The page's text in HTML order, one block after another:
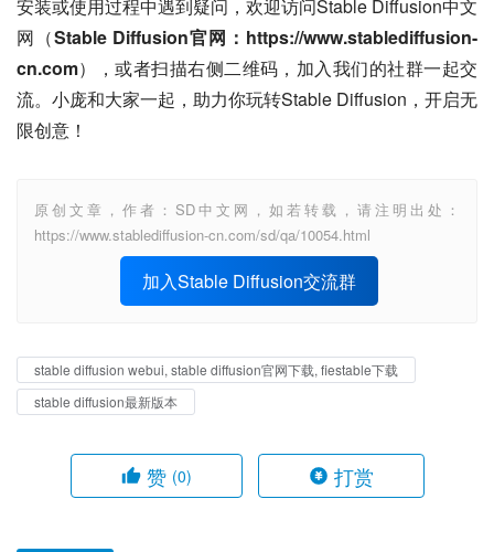
安装或使用过程中遇到疑问，欢迎访问Stable Diffusion中文
网（Stable Diffusion官网：https://www.stablediffusion-
cn.com），或者扫描右侧二维码，加入我们的社群一起交
流。小庞和大家一起，助力你玩转Stable Diffusion，开启无
限创意！
原创文章，作者：SD中文网，如若转载，请注明出处：
https://www.stablediffusion-cn.com/sd/qa/10054.html
加入Stable Diffusion交流群
stable diffusion webui, stable diffusion官网下载, fiestable下载
stable diffusion最新版本
赞 (0) 打赏